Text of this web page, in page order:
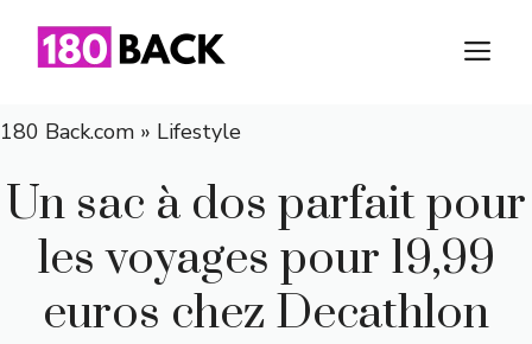
180 Back.com » Lifestyle
Un sac à dos parfait pour
les voyages pour 19,99
euros chez Decathlon